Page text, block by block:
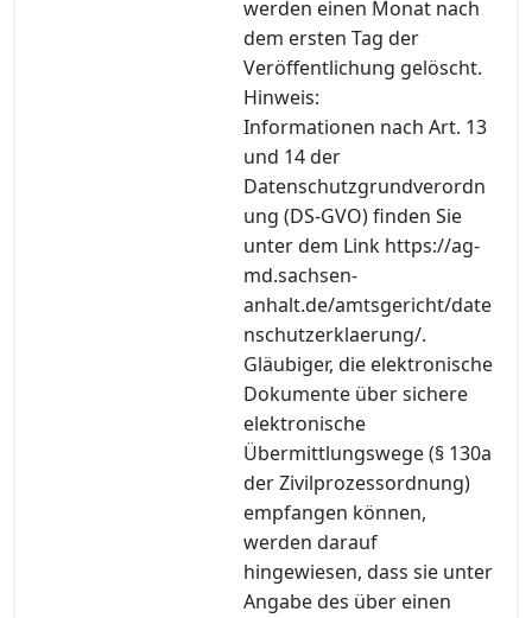
werden einen Monat nach
dem ersten Tag der
Veröffentlichung gelöscht.
Hinweis:
Informationen nach Art. 13
und 14 der
Datenschutzgrundverordn
ung (DS-GVO) finden Sie
unter dem Link https://ag-
md.sachsen-
anhalt.de/amtsgericht/date
nschutzerklaerung/.
Gläubiger, die elektronische
Dokumente über sichere
elektronische
Übermittlungswege (§ 130a
der Zivilprozessordnung)
empfangen können,
werden darauf
hingewiesen, dass sie unter
Angabe des über einen